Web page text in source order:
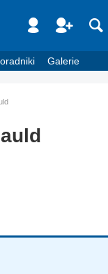
Galerie